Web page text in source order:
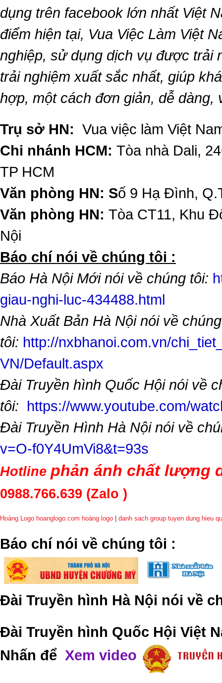
dụng trên facebook lớn nhất Việt
điểm hiện tại, Vua Việc Làm Việt
nghiệp, sử dụng dịch vụ được trải
trải nghiệm xuất sắc nhất, giúp
hợp, một cách đơn giản, dễ dàng,
Trụ sở HN: Vua việc làm Việt
Chi nhánh HCM: Tòa nhà Dali,
TP HCM
Văn phòng HN: Số 9 Hạ Đình,
Văn phòng HN: Tòa CT11, Khu
Nội
​Báo chí nói về chúng tôi :
Báo Hà Nội Mới nói về chúng tôi:
giau-nghi-luc-434488.html
Nhà Xuất Bản Hà Nội nói về chúng
tôi: http://nxbhanoi.com.vn/
VN/Default.aspx
Đài Truyền hình Quốc Hội nói về
tôi: https://www.youtube.com/
Đài Truyền Hình Hà Nội nói về
v=O-f0Y4UmVi8&t=93s
Hotline phản ánh chất lượng
0988.766.639 (Zalo )
Hoàng Logo hoanglogo.com hoàng logo danh sach group tuyen dung hieu
​Báo chí nói về chúng tôi :
Đài Truyền hình Hà Nội nói về
Đài Truyền hình Quốc Hội Việt
Nhấn để Xem video